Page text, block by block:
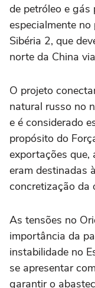
de petróleo e gás
especialmente
Sibéria 2, que
norte da China
O projeto
natural russo no
e é considerado
propósito do
exportações que,
eram destinadas
concretização da
As tensões no
importância da
instabilidade no
se apresentar
garantir o